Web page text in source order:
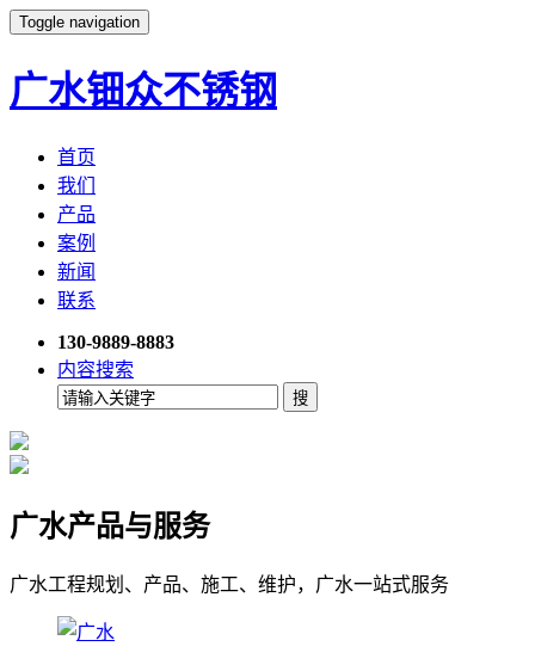
Toggle navigation
广水钿众不锈钢
首页
我们
产品
案例
新闻
联系
130-9889-8883
内容搜索
广水产品与服务
广水工程规划、产品、施工、维护，广水一站式服务